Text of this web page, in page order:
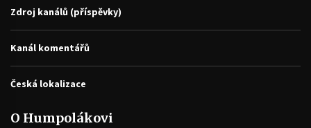
Zdroj kanálů (příspěvky)
Kanál komentářů
Česká lokalizace
O Humpolákovi